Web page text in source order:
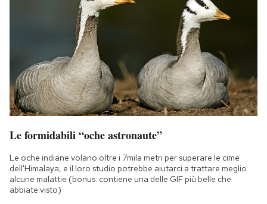
Le formidabili “oche astronaute”
Le oche indiane volano oltre i 7mila metri per superare le cime
dell'Himalaya, e il loro studio potrebbe aiutarci a trattare meglio
alcune malattie (bonus: contiene una delle GIF più belle che
abbiate visto)